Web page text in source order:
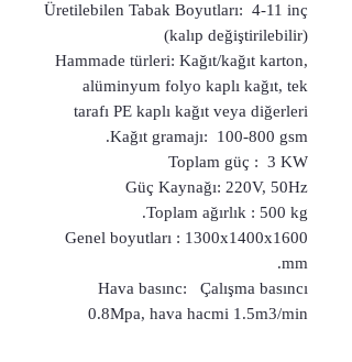
Üretilebilen Tabak Boyutları: 4-11 inç
(kalıp değiştirilebilir)
Hammade türleri: Kağıt/kağıt karton,
alüminyum folyo kaplı kağıt, tek
tarafı PE kaplı kağıt veya diğerleri
Kağıt gramajı: 100-800 gsm.
Toplam güç : 3 KW
Güç Kaynağı: 220V, 50Hz
Toplam ağırlık : 500 kg.
Genel boyutları : 1300x1400x1600
mm.
Hava basınc: Çalışma basıncı
0.8Mpa, hava hacmi 1.5m3/min